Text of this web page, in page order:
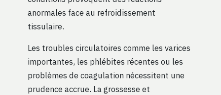
anormales face au refroidissement
tissulaire.
Les troubles circulatoires comme les varices
importantes, les phlébites récentes ou les
problèmes de coagulation nécessitent une
prudence accrue. La grossesse et